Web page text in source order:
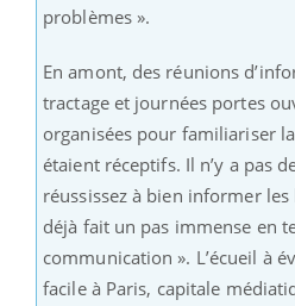
problèmes ».
En amont, des réunions
tractage et journées portes
organisées pour familiariser
étaient réceptifs. Il n’y a pas
réussissez à bien informer
déjà fait un pas immense en
communication ». L’écueil à
facile à Paris, capitale